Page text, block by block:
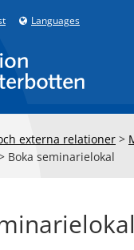
Languages
externa relationer >
Boka seminarielokal